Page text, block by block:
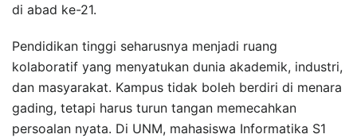
di abad ke-21.
Pendidikan tinggi seharusnya menjadi ruang
kolaboratif yang menyatukan dunia akademik, industri,
dan masyarakat. Kampus tidak boleh berdiri di menara
gading, tetapi harus turun tangan memecahkan
persoalan nyata. Di UNM, mahasiswa Informatika S1